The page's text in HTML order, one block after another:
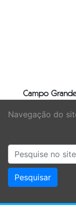
Campo
Navegação do